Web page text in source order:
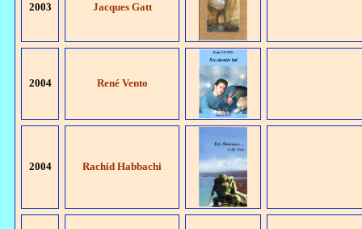
2003 Jacques Gatt
2004 René Vento
2004 Rachid Habbachi